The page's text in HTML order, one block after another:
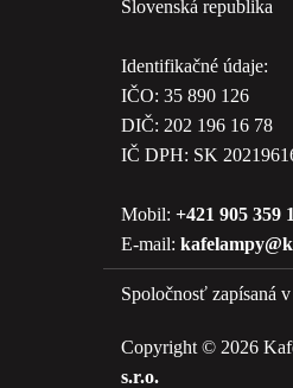
Slovenská republika
Identifikačné údaje:
IČO: 35 890 126
DIČ: 202 196 16 78
IČ DPH: SK
Mobil: +421 905 359
E-mail:
Spoločnosť zapísaná
Copyright © 2026
s.r.o.